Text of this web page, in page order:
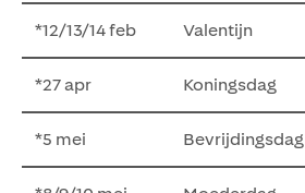
*12/13/14 feb
Valentijn
*27 apr Koningsdag
*5 mei Bevrijdingsdag